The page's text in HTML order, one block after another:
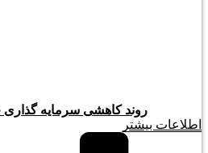
روند کاهشی سرمایه گذاری
اطلاعات بیشتر